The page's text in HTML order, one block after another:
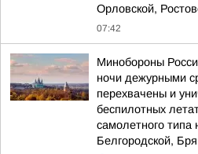
Орловской,
07:42
Минобороны
ночи дежурными
перехвачены и
беспилотных
самолетного типа
Белгородской,